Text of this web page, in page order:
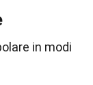
in modi